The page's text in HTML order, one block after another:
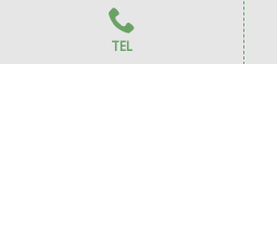
東名高速道路「厚木」イン
分。
TEL